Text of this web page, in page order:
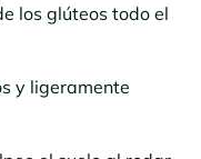
los glúteos todo el
y ligeramente